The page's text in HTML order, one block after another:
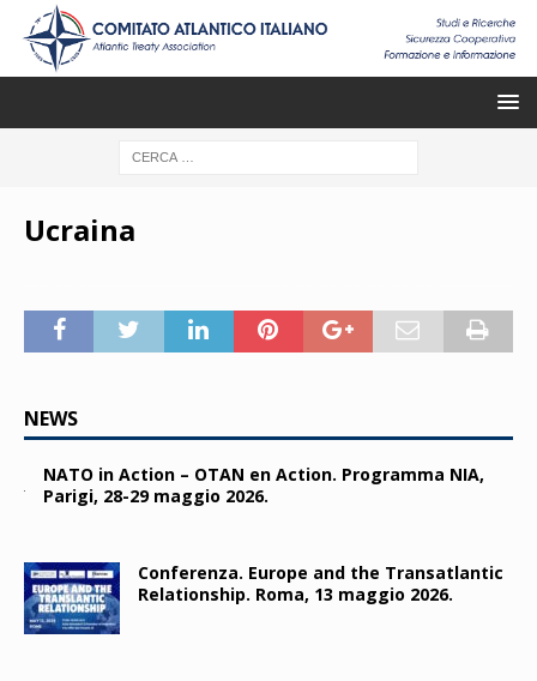
Ucraina
NEWS
NATO in Action – OTAN en Action. Programma NIA,
Parigi, 28-29 maggio 2026.
Conferenza. Europe and the Transatlantic
Relationship. Roma, 13 maggio 2026.